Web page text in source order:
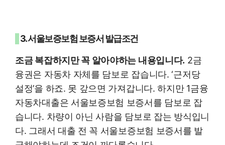
3. 서울보증보험 보증서 발급조건
조금 복잡하지만 꼭 알아야하는 내용입니다. 2금
융권은 자동차 자체를 담보로 잡습니다. ‘근저당
설정’을 하죠. 못 갚으면 가져갑니다. 하지만 1금융
자동차대출은 서울보증보험 보증서를 담보로 잡
습니다. 차량이 아닌 사람을 담보로 잡는 방식입니
다. 그래서 대출 전 꼭 서울보증보험 보증서를 발